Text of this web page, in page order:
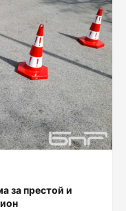
за престой и